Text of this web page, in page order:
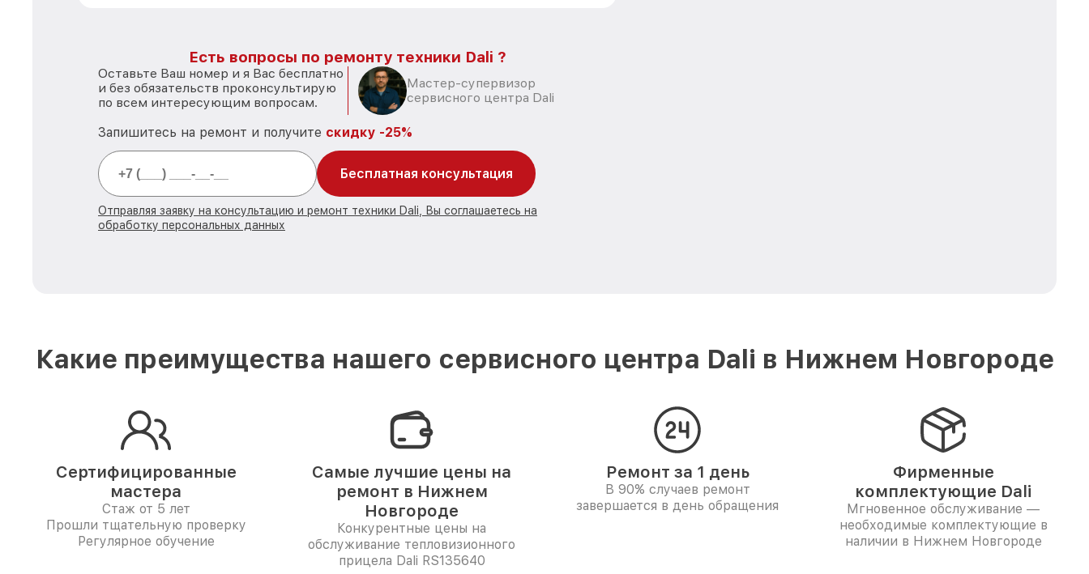
Есть вопросы по ремонту техники Dali ?
Оставьте Ваш номер и я Вас бесплатно
и без обязательств проконсультирую
по всем интересующим вопросам.
Мастер-супервизор
сервисного центра Dali
Запишитесь на ремонт и получите скидку -25%
Бесплатная консультация
Отправляя заявку на консультацию и ремонт техники Dali, Вы соглашаетесь на
обработку персональных данных
Какие преимущества нашего сервисного центра Dali в Нижнем Новгороде
Сертифицированные
мастера
Стаж от 5 лет
Прошли тщательную проверку
Регулярное обучение
Самые лучшие цены на
ремонт в Нижнем
Новгороде
Конкурентные цены на
обслуживание тепловизионного
прицела Dali RS135640
Ремонт за 1 день
В 90% случаев ремонт
завершается в день обращения
Фирменные
комплектующие Dali
Мгновенное обслуживание —
необходимые комплектующие в
наличии в Нижнем Новгороде